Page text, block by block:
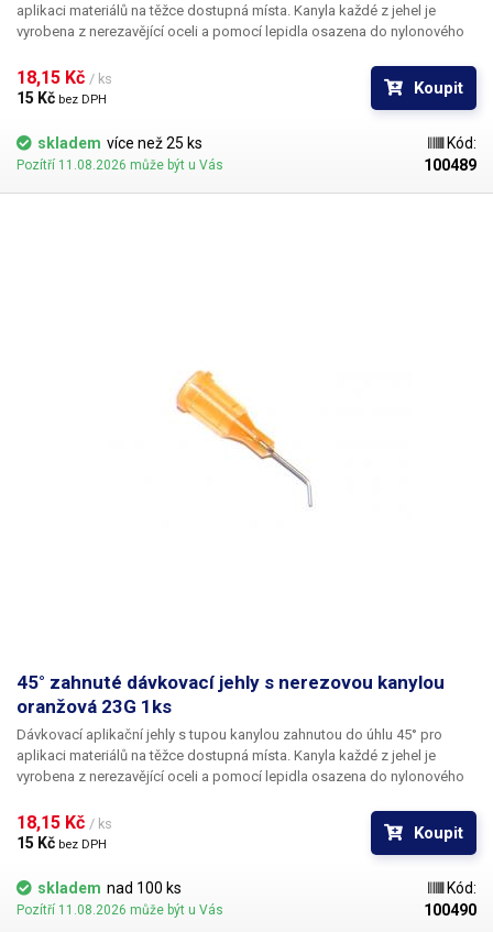
aplikaci materiálů na těžce dostupná místa. Kanyla každé z jehel je
vyrobena z nerezavějící oceli a pomocí lepidla osazena do nylonového
vybavena zámkovým systémem se závitem ke spolehlivému a rychlému
uchycení k dávkovacímu zásobníku, stříkačce nebo ručnímu dávkovači.
18,15 Kč / ks
15 Kč bez DPH
Koupit
skladem více než 25 ks
Pozítří 11.08.2026 může být u Vás
Kód:
100489
45° zahnuté dávkovací jehly s nerezovou kanylou
oranžová 23G 1ks
Dávkovací aplikační jehly s tupou kanylou zahnutou do úhlu 45° pro
aplikaci materiálů na těžce dostupná místa. Kanyla každé z jehel je
vyrobena z nerezavějící oceli a pomocí lepidla osazena do nylonového
vybavena zámkovým systémem se závitem ke spolehlivému a rychlému
uchycení k dávkovacímu zásobníku, stříkačce nebo ručnímu dávkovači.
18,15 Kč / ks
15 Kč bez DPH
Koupit
skladem nad 100 ks
Pozítří 11.08.2026 může být u Vás
Kód:
100490